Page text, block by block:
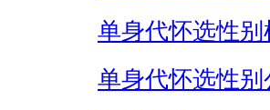
单身代怀选性别
单身代怀选性别